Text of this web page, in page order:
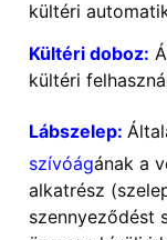
kültéri
Kültéri doboz:
kültéri
Lábszelep:
szívóágának a
alkatrész
szennyeződést